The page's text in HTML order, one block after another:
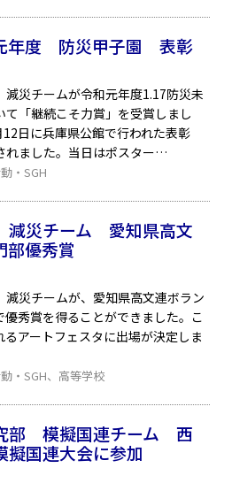
年度 防災甲子園 表彰
災チームが令和元年度1.17防災未
「継続こそ力賞」を受賞しまし
日に兵庫県公館で行われた表彰
ました。当日はポスター
・SGH
減災チーム 愛知県高文
部優秀賞
災チームが、愛知県高文連ボラン
秀賞を得ることができました。こ
アートフェスタに出場が決定しま
・SGH、 高等学校
部 模擬国連チーム 西
擬国連大会に参加